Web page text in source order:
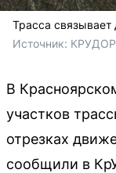
Трасса
Источник: КРУДОР
В
участков
отрезках
сообщили в